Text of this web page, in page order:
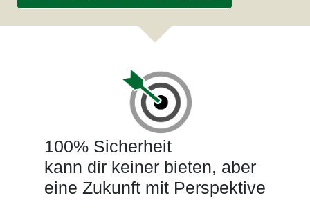
100% Sicherheit
kann dir keiner bieten, aber
eine Zukunft mit Perspektive